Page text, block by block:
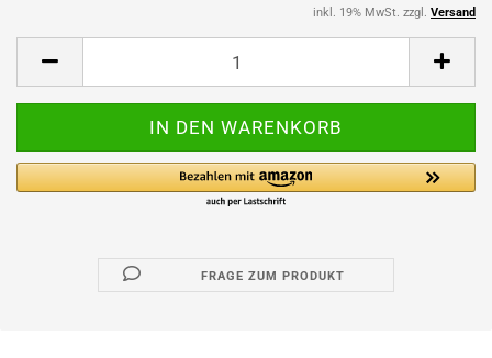
inkl. 19% MwSt. zzgl. Versand
FRAGE ZUM PRODUKT